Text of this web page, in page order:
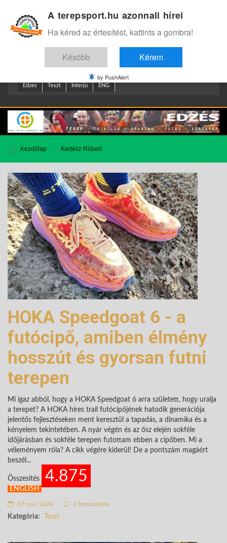
Edzes Teszt Interjú ENG
Kezdőlap Kertész Róbert
HOKA Speedgoat 6 - a
futócipő, amiben élmény
hosszút és gyorsan futni
terepen
Mi igaz abból, hogy a HOKA Speedgoat 6 arra született, hogy uralja
a terepet? A HOKA híres trail futócipőjének hatodik generációja
jelentős fejlesztéseken ment keresztül a tapadás, a dinamika és a
kényelem tekintetében. A nyár végén és az ősz elején sokféle
időjárásban és sokféle terepen futottam ebben a cipőben. Mi a
véleményem róla? A cikk végére kiderül! De a pontszám magáért
beszél...
Összesítés 4.875
ENGLISH
07 nov. 2024 0 hozzászólás
Kategória: Teszt
A terepsport.hu azonnali hírei
Ha kéred az értesítést, kattints a gombra!
Késöbb Kérem
by PushAlert